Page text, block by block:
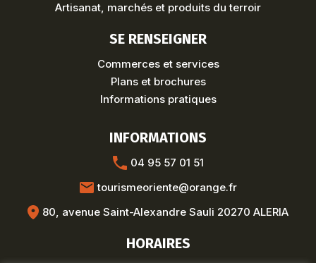
Artisanat, marchés et produits du terroir
SE RENSEIGNER
Commerces et services
Plans et brochures
Informations pratiques
INFORMATIONS
04 95 57 01 51
tourismeoriente@orange.fr
80, avenue Saint-Alexandre Sauli 20270 ALERIA
HORAIRES